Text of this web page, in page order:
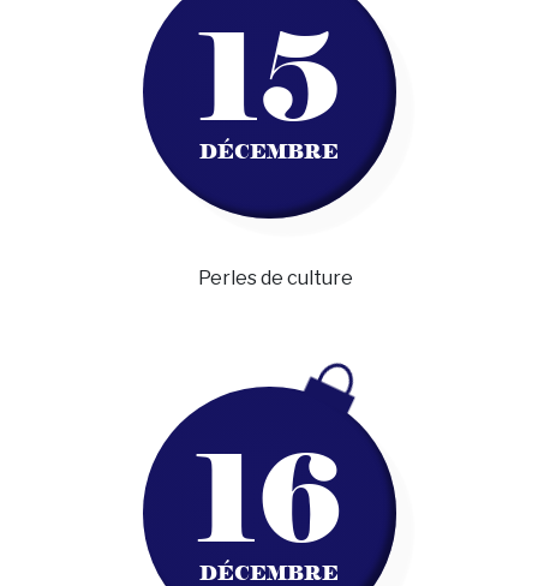
15
DÉCEMBRE
Perles de culture
16
DÉCEMBRE